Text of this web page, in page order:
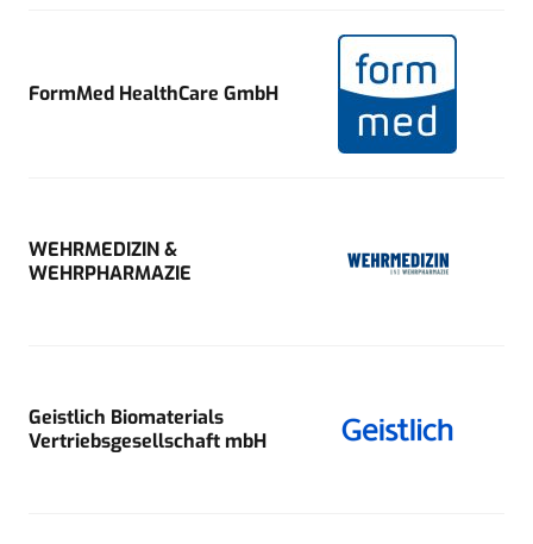
FormMed HealthCare GmbH
WEHRMEDIZIN &
WEHRPHARMAZIE
Geistlich Biomaterials
Vertriebsgesellschaft mbH